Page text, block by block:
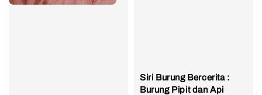
Siri Burung Bercerita :
Burung Pipit dan Api